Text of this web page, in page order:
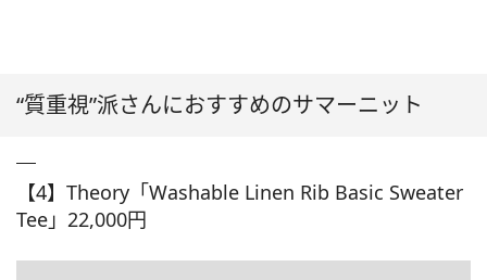
“質重視”派さんにおすすめのサマーニット
【4】Theory「Washable Linen Rib Basic Sweater
Tee」22,000円